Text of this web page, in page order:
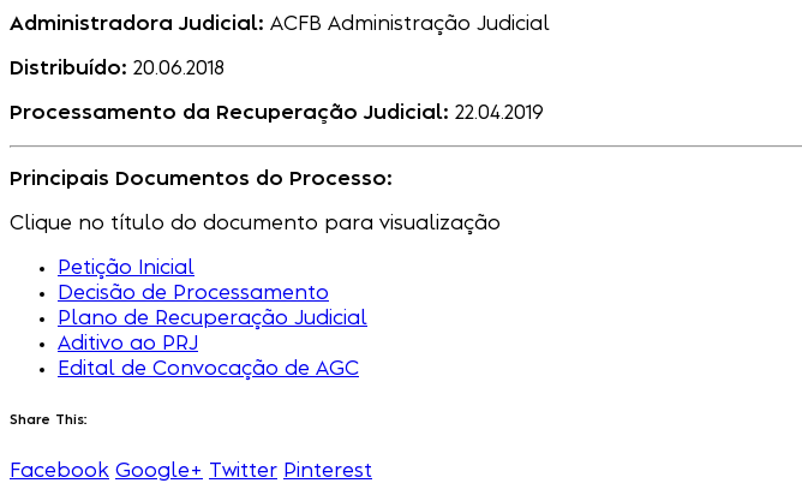
Administradora Judicial: ACFB Administração Judicial
Distribuído: 20.06.2018
Processamento da Recuperação Judicial: 22.04.2019
Principais Documentos do Processo:
Clique no título do documento para visualização
Petição Inicial
Decisão de Processamento
Plano de Recuperação Judicial
Aditivo ao PRJ
Edital de Convocação de AGC
Share This:
Facebook Google+ Twitter Pinterest